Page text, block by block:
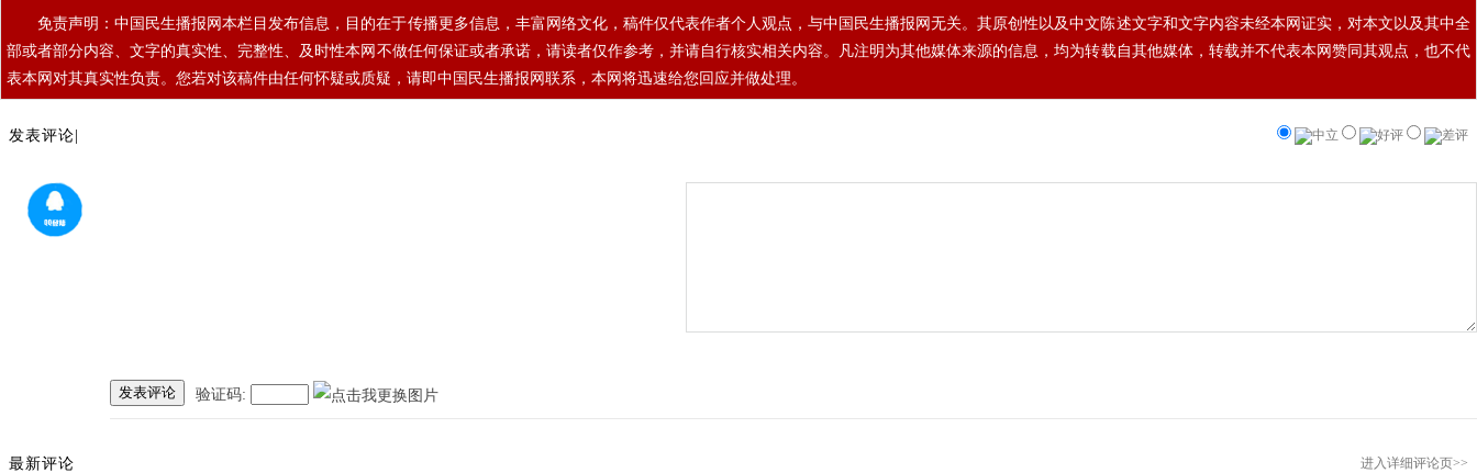
免责声明：中国民生播报网本栏目发布信息，目的在于传播更多信息，丰富网络文化，稿件仅代表作者个人观点，与中国民生播报网无关。其原创性以及中文陈述文字和文字内容未经本网证实，对本文以及其中全
部或者部分内容、文字的真实性、完整性、及时性本网不做任何保证或者承诺，请读者仅作参考，并请自行核实相关内容。凡注明为其他媒体来源的信息，均为转载自其他媒体，转载并不代表本网赞同其观点，也不代
表本网对其真实性负责。您若对该稿件由任何怀疑或质疑，请即中国民生播报网联系，本网将迅速给您回应并做处理。
发表评论| 中立 好评 差评
发表评论 验证码:
最新评论 进入详细评论页>>